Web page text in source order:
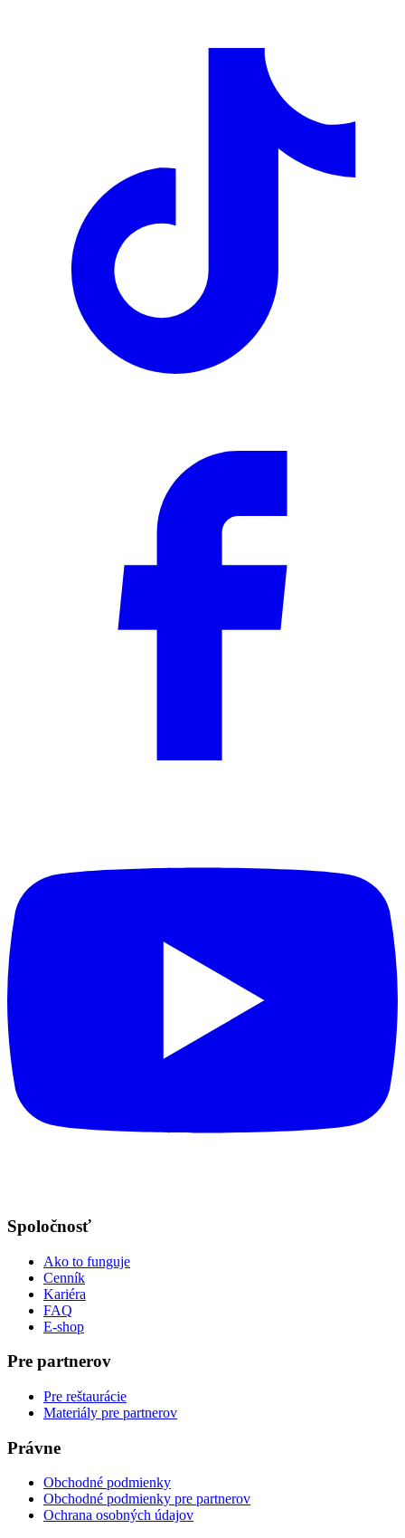
Spoločnosť
Ako to funguje
Cenník
Kariéra
FAQ
E-shop
Pre partnerov
Pre reštaurácie
Materiály pre partnerov
Právne
Obchodné podmienky
Obchodné podmienky pre partnerov
Ochrana osobných údajov